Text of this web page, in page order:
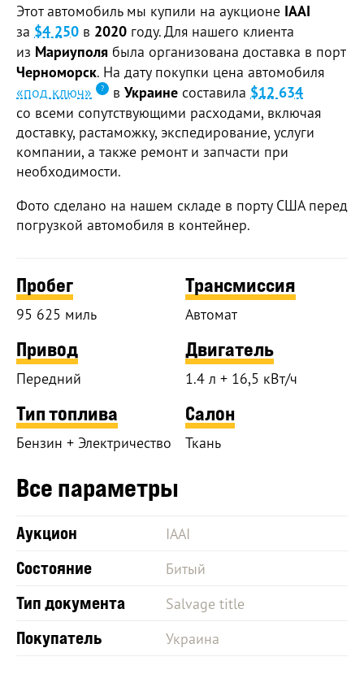
Этот автомобиль мы купили на аукционе IAAI
за $4 250 в 2020 году. Для нашего клиента
из Мариуполя была организована доставка в порт
Черноморск. На дату покупки цена автомобиля
«под ключ»
в Украине составила $12 634
со всеми сопутствующими расходами, включая
доставку, растаможку, экспедирование, услуги
компании, а также ремонт и запчасти при
необходимости.
Фото сделано на нашем складе в порту США перед
погрузкой автомобиля в контейнер.
Пробег
95 625 миль
Трансмиссия
Автомат
Привод
Передний
Двигатель
1.4 л + 16,5 кВт/ч
Тип топлива
Бензин + Электричество
Салон
Ткань
Все параметры
Аукцион IAAI
Состояние Битый
Тип документа Salvage title
Покупатель Украина